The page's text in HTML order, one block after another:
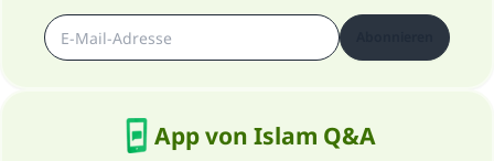
App von Islam Q&A